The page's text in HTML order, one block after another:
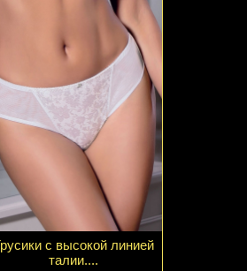
с высокой линией
талии....